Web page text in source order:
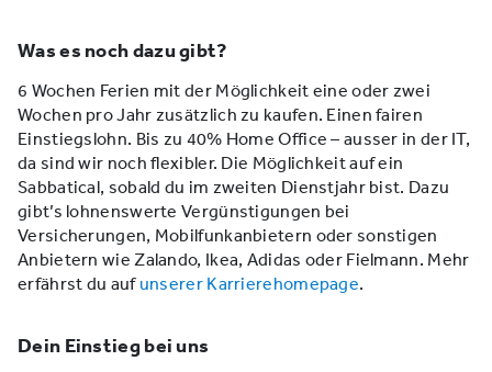
Was es noch dazu gibt?
6 Wochen Ferien mit der Möglichkeit eine oder zwei
Wochen pro Jahr zusätzlich zu kaufen. Einen fairen
Einstiegslohn. Bis zu 40% Home Office – ausser in der IT,
da sind wir noch flexibler. Die Möglichkeit auf ein
Sabbatical, sobald du im zweiten Dienstjahr bist. Dazu
gibt’s lohnenswerte Vergünstigungen bei
Versicherungen, Mobilfunkanbietern oder sonstigen
Anbietern wie Zalando, Ikea, Adidas oder Fielmann. Mehr
erfährst du auf unserer Karrierehomepage.
Dein Einstieg bei uns